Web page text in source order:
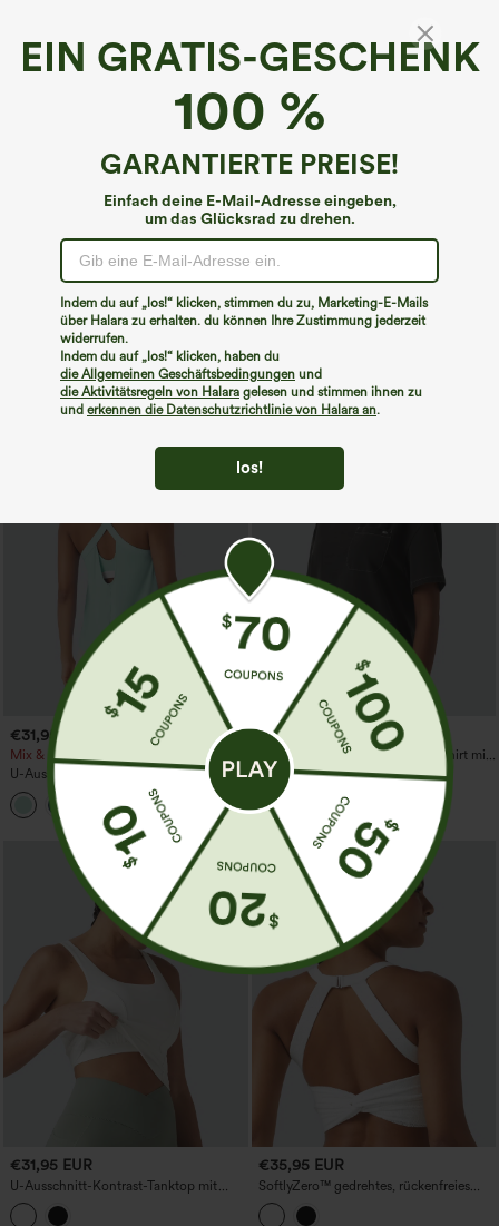
EIN GRATIS-GESCHENK
100 %
GARANTIERTE PREISE!
Einfach deine E-Mail-Adresse eingeben,
um das Glücksrad zu drehen.
Indem du auf „los!“ klicken, stimmen du zu, Marketing-E-Mails
über Halara zu erhalten. du können Ihre Zustimmung jederzeit
widerrufen.
Indem du auf „los!“ klicken, haben du
die Allgemeinen Geschäftsbedingungen und
die Aktivitätsregeln von Halara gelesen und stimmen ihnen zu
und erkennen die Datenschutzrichtlinie von Halara an.
los!
€35,95 EUR
Halara UltraSculpt™ V-Ausschnitt Push-
up-Yoga-Tanktop mit nicht
herausnehmbarem Polster und
Rüschensaum
€35,95 EUR
Kaufe 1, erhalte 1 gratis
Cool Touch Gewaschene Denim Tennis
Tank Top
€31,95 EUR
€35,95 EUR
Mix & Match: 3 für 88,30 €
U-Ausschnitt, abgerundeter Saum,
InstantCool Yoga-Trägertop – UPF50+
€35,95 EUR
Halara Flex™ Denim-Casual-T-Shirt mit
Rundhalsausschnitt, kurzen Ärmeln und
Tasche.
€31,95 EUR
U-Ausschnitt-Kontrast-Tanktop mit
atmungsaktivem Mesh und integriertem
BH für Tanz
€35,95 EUR
SoftlyZero™ gedrehtes, rückenfreies
Yoga-Tanktop mit Kontrastspitze und
integriertem BH – UPF50+